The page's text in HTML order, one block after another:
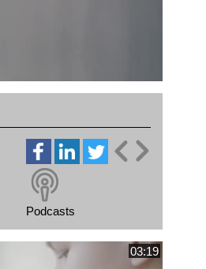
Podcasts
03:19